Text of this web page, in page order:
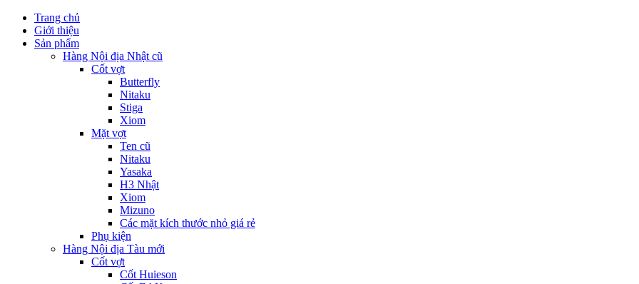
Trang chủ
Giới thiệu
Sản phẩm
Hàng Nội địa Nhật cũ
Cốt vợt
Butterfly
Nitaku
Stiga
Xiom
Mặt vợt
Ten cũ
Nitaku
Yasaka
H3 Nhật
Xiom
Mizuno
Các mặt kích thước nhỏ giá rẻ
Phụ kiện
Hàng Nội địa Tàu mới
Cốt vợt
Cốt Huieson